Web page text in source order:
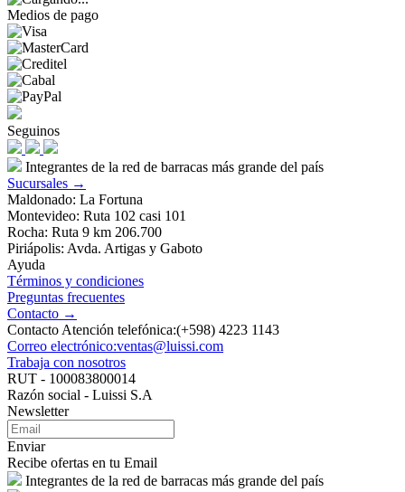
Medios de pago
Seguinos
Integrantes de la red de barracas más grande del país
Sucursales →
Maldonado: La Fortuna
Montevideo: Ruta 102 casi 101
Rocha: Ruta 9 km 206.700
Piriápolis: Avda. Artigas y Gaboto
Ayuda
Términos y condiciones
Preguntas frecuentes
Contacto →
Contacto Atención telefónica:(+598) 4223 1143
Correo electrónico:ventas@luissi.com
Trabaja con nosotros
RUT - 100083800014
Razón social - Luissi S.A
Newsletter
Enviar
Recibe ofertas en tu Email
Integrantes de la red de barracas más grande del país